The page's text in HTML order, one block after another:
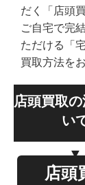
だく「店頭
ご自宅で完
ただける「
買取方法を
店頭買取
い
店頭